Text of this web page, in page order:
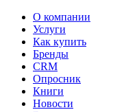
О компании
Услуги
Как купить
Бренды
CRM
Опросник
Книги
Новости